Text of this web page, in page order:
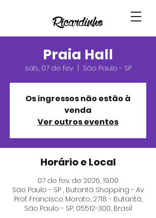
Praia Hall
sáb., 07 de fev.
  |
São Paulo - SP
Os ingressos não estão à
venda
Ver outros eventos
Horário e Local
07 de fev. de 2026, 19:00
São Paulo - SP , Butantã Shopping - Av.
Prof. Francisco Morato, 2718 - Butantã,
São Paulo - SP, 05512-300, Brasil